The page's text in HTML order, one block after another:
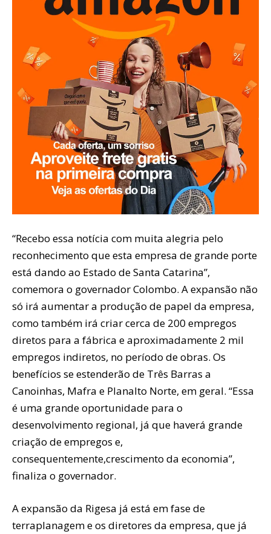
“Recebo essa notícia com muita alegria pelo
reconhecimento que esta empresa de grande porte
está dando ao Estado de Santa Catarina”,
comemora o governador Colombo. A expansão não
só irá aumentar a produção de papel da empresa,
como também irá criar cerca de 200 empregos
diretos para a fábrica e aproximadamente 2 mil
empregos indiretos, no período de obras. Os
benefícios se estenderão de Três Barras a
Canoinhas, Mafra e Planalto Norte, em geral. “Essa
é uma grande oportunidade para o
desenvolvimento regional, já que haverá grande
criação de empregos e,
consequentemente,crescimento da economia”,
finaliza o governador.
A expansão da Rigesa já está em fase de
terraplanagem e os diretores da empresa, que já